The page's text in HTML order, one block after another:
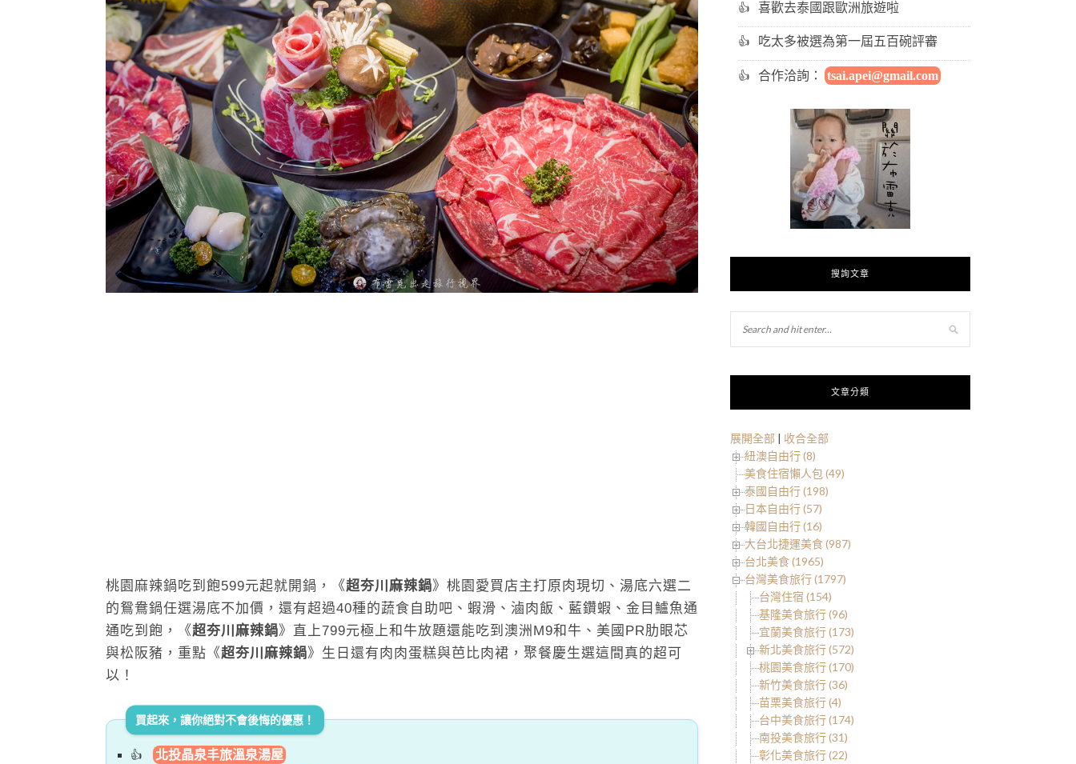
桃園麻辣鍋吃到飽599元起就開鍋，《超夯川麻辣鍋》桃園愛買店主打原肉現切、湯底六選二
的鴛鴦鍋任選湯底不加價，還有超過40種的蔬食自助吧、蝦滑、滷肉飯、藍鑽蝦、金目鱸魚通
通吃到飽，《超夯川麻辣鍋》直上799元極上和牛放題還能吃到澳洲M9和牛、美國PR肋眼芯
與松阪豬，重點《超夯川麻辣鍋》生日還有肉肉蛋糕與芭比肉裙，聚餐慶生選這間真的超可
以！
買起來，讓你絕對不會後悔的優惠！
北投晶泉丰旅溫泉湯屋
喜歡去泰國跟歐洲旅遊啦
吃太多被選為第一屆五百碗評審
合作洽詢： tsai.apei@gmail.com
搜詢文章
文章分類
展開全部 | 收合全部
紐澳自由行 (8)
美食住宿懶人包 (49)
泰國自由行 (198)
日本自由行 (57)
韓國自由行 (16)
大台北捷運美食 (987)
台北美食 (1965)
台灣美食旅行 (1797)
台灣住宿 (154)
基隆美食旅行 (96)
宜蘭美食旅行 (173)
新北美食旅行 (572)
桃園美食旅行 (170)
新竹美食旅行 (36)
苗栗美食旅行 (4)
台中美食旅行 (174)
南投美食旅行 (31)
彰化美食旅行 (22)